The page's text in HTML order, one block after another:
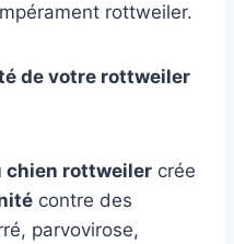
rottweiler.
de votre rottweiler
chien rottweiler crée
contre des
parvovirose,